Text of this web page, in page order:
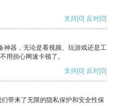
支持[0] 反对[0]
神器，无论是看视频、玩游戏还是工
用担心网速卡顿了。
支持[0] 反对[0]
带来了无限的隐私保护和安全性保